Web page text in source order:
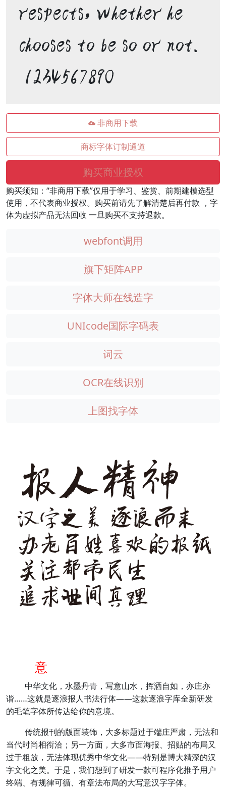
respects, whether he
chooses to be so or not.
1234567890
非商用下载
商标字体订制通道
购买商业授权
购买须知：“非商用下载”仅用于学习、鉴赏、前期建模选型
使用，不代表商业授权。购买前请先了解清楚后再付款 ，字
体为虚拟产品无法回收 一旦购买不支持退款。
webfont调用
旗下矩阵APP
字体大师在线造字
UNIcode国际字码表
词云
OCR在线识别
上图找字体
意
中华文化，水墨丹青，写意山水，挥洒自如，亦庄亦
谐……这就是逐浪报人书法行体——这款逐浪字库全新研发
的毛笔字体所传达给你的意境。
传统报刊的版面装饰，大多标题过于端庄严肃，无法和
当代时尚相衔洽；另一方面，大多市面海报、招贴的布局又
过于粗放，无法体现优秀中华文化——特别是博大精深的汉
字文化之美。于是，我们想到了研发一款可程序化推予用户
终端、有规律可循、有章法布局的大写意汉字字体。